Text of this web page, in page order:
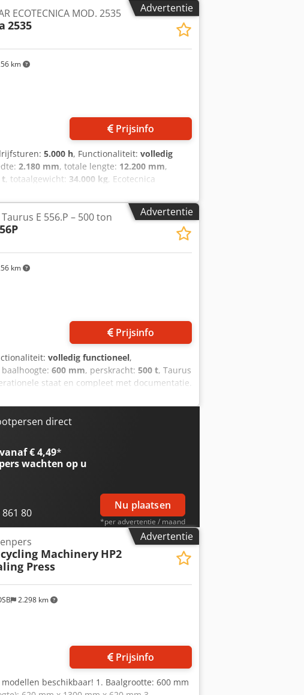
Advertentie
km
ECOTECNICA MOD. 2535
2535
Prijsinfo
5.000 h, Functionaliteit: volledig
2.180 mm, totale lengte: 12.200 mm,
t, totaalgewicht: 34.000 kg, Ecotecnica
in goede werkende staat en
en knippen van ijzerschroot, inclusief
Knipkracht: 350 ton Bedrijfsuren: 5.000
open zijkleppen: 1,70 m Pakketmaat: 500 x
kg Uitrusting Iveco dieselmotor van 172 pk
en direct inzetbaar. Bezichtiging en
Advertentie
km
E 556.P – 500 ton
Prijsinfo
volledig functioneel,
baalhoogte: 600 mm, perskracht: 500 t, Taurus
staat en compleet met documentatie.
ijzerschroot: profielen, platen, volumineuze
500 ton Knipbreedte: ca. 950 mm
2.400 mm Pakketafmetingen (gesloten):
125 pk geluidgedempte dieselmotor
Machine direct inzetbaar.
direct
€ 4,49*
wachten op u
80
Nu plaatsen
*per advertentie / maand
Advertentie
2.298 km
Machinery HP2
Press
Prijsinfo
beschikbaar! 1. Baalgrootte: 600 mm